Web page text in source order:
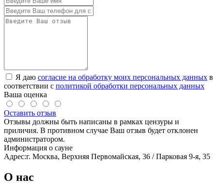
Я даю согласие на обработку моих персональных данных в
соответствии с политикой обработки персональных данных
Ваша оценка
Оставить отзыв
Отзывы должны быть написаны в рамках цензуры и
приличия. В противном случае Ваш отзыв будет отклонен
администратором.
Информация о сауне
Адрес:г. Москва, Верхняя Первомайская, 36 / Парковая 9-я, 35
О нас